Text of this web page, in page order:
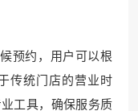
预约，用户可以根
传统门店的营业时
工具，确保服务质